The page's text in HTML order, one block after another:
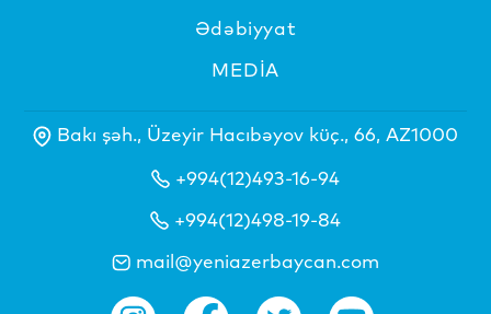
Ədəbiyyat
MEDİA
Bakı şəh., Üzeyir Hacıbəyov küç., 66, AZ1000
+994(12)493-16-94
+994(12)498-19-84
mail@yeniazerbaycan.com